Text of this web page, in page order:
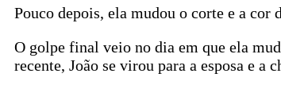
Pouco depois, ela mudou o corte e a
O golpe final veio no dia em que ela
recente, João se virou para a esposa e a